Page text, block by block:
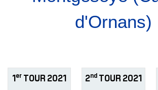
d'Ornans)
1er TOUR 2021 2ndTOUR 2021